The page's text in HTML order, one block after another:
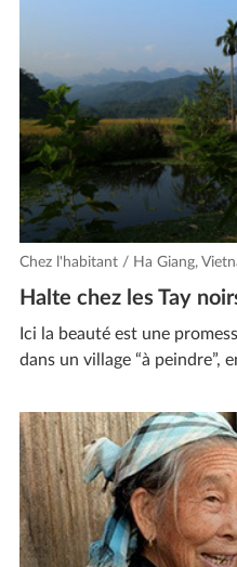
Chez l'habitant / Ha Giang,
Halte chez les Tay
Ici la beauté est une
dans un village “à peindre”,